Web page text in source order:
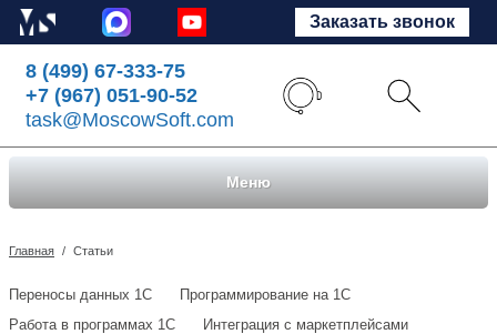
Заказать звонок
8 (499) 67-333-75
+7 (967) 051-90-52
task@MoscowSoft.com
Меню
Главная / Статьи
Переносы данных 1С
Программирование на 1С
Работа в программах 1С
Интеграция с маркетплейсами